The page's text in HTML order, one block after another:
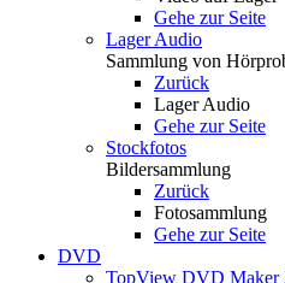
Gehe zur Seite
Lager Audio
Sammlung von
Zurück
Lager Audio
Gehe zur Seite
Stockfotos
Bildersammlung
Zurück
Fotosammlung
Gehe zur Seite
DVD
TopView DVD Maker